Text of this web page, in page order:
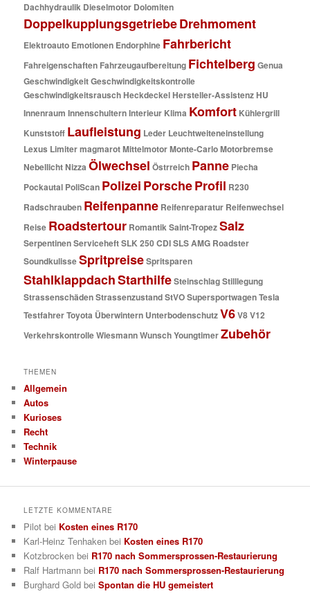
Dachhydraulik Dieselmotor Dolomiten
DoppelkupplungsgetriebeDrehmoment
Elektroauto Emotionen Endorphine Fahrbericht
Fahreigenschaften Fahrzeugaufbereitung Fichtelberg Genua
GeschwindigkeitGeschwindigkeitskontrolle
GeschwindigkeitsrauschHeckdeckelHersteller-AssistenzHU
Innenraum InnenschulternInterieur Klima Komfort Kühlergrill
Kunststoff Laufleistung Leder Leuchtweiteneinstellung
Lexus LimitermagmarotMittelmotorMonte-CarloMotorbremse
NebellichtNizza Ölwechsel Östrreich Panne Piecha
Pockautal PoliScan PolizeiPorscheProfil R230
Radschrauben Reifenpanne Reifenreparatur Reifenwechsel
Reise Roadstertour RomantikSaint-TropezSalz
SerpentinenServiceheftSLK 250 CDISLS AMG Roadster
SoundkulisseSpritpreiseSpritsparen
StahlklappdachStarthilfeSteinschlagStilllegung
StrassenschädenStrassenzustandStVOSupersportwagenTesla
TestfahrerToyota Überwintern UnterbodenschutzV6V8V12
VerkehrskontrolleWiesmannWunschYoungtimerZubehör
THEMEN
Allgemein
Autos
Kurioses
Recht
Technik
Winterpause
LETZTE KOMMENTARE
Pilot bei Kosten eines R170
Karl-Heinz Tenhaken bei Kosten eines R170
Kotzbrocken bei R170 nach Sommersprossen-Restaurierung
Ralf Hartmann bei R170 nach Sommersprossen-Restaurierung
Burghard Gold beiSpontan die HU gemeistert